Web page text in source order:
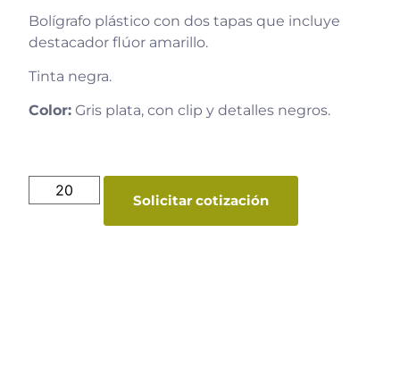
Bolígrafo plástico con dos tapas que incluye
destacador flúor amarillo.
Tinta negra.
Color: Gris plata, con clip y detalles negros.
Solicitar cotización